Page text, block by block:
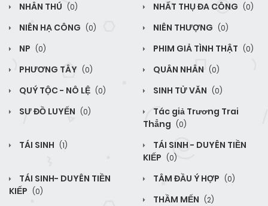
NHÂN THÚ (0) NHẤT THỤ ĐA CÔNG (0)
NIÊN HẠ CÔNG (0) NIÊN THƯỢNG (0)
NP (0) PHIM GIẢ TÌNH THẬT (0)
PHƯƠNG TÂY (0) QUÂN NHÂN (0)
QUÝ TỘC - NÔ LỆ (0) SINH TỬ VĂN (0)
SƯ ĐỒ LUYẾN (0)
Tác giả Trương Trai
Thẳng (0)
TÁI SINH (1)
TÁI SINH - DUYÊN TIỀN
KIẾP (0)
TÁI SINH- DUYÊN TIỀN
KIẾP (0)
TÂM ĐẦU Ý HỢP (0)
THẦM MẾN (2)